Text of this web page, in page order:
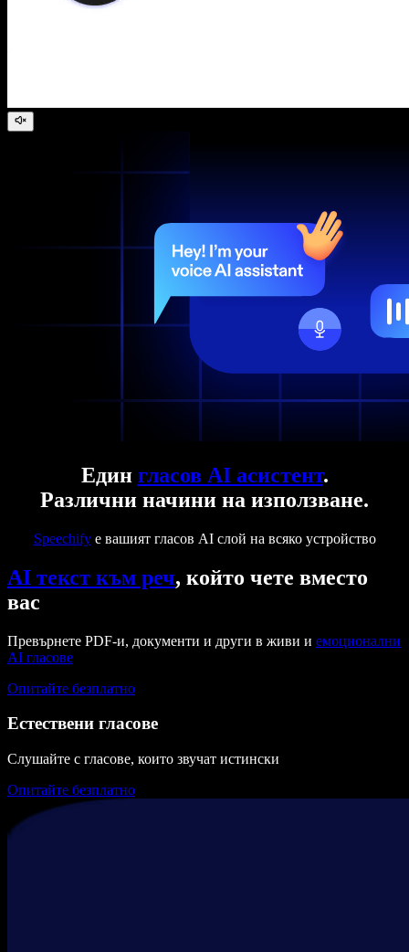
Един гласов AI асистент.
Различни начини на използване.
Speechifyе вашият гласов AI слой на всяко устройство
AI текст към реч, който чете вместо
вас
Превърнете PDF-и, документи и други в живи и емоционални
AI гласове
Опитайте безплатно
Естествени гласове
Слушайте с гласове, които звучат истински
Опитайте безплатно